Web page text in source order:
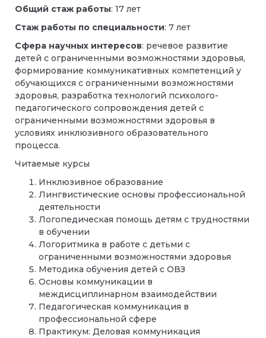
Общий стаж работы: 17 лет
Стаж работы по специальности: 7 лет
Сфера научных интересов: речевое развитие
детей с ограниченными возможностями здоровья,
формирование коммуникативных компетенций у
обучающихся с ограниченными возможностями
здоровья, разработка технологий психолого-
педагогического сопровождения детей с
ограниченными возможностями здоровья в
условиях инклюзивного образовательного
процесса.
Читаемые курсы
Инклюзивное образование
Лингвистические основы профессиональной
деятельности
Логопедическая помощь детям с трудностями
в обучении
Логоритмика в работе с детьми с
ограниченными возможностями здоровья
Методика обучения детей с ОВЗ
Основы коммуникации в
междисциплинарном взаимодействии
Педагогическая коммуникация в
профессиональной сфере
Практикум: Деловая коммуникация